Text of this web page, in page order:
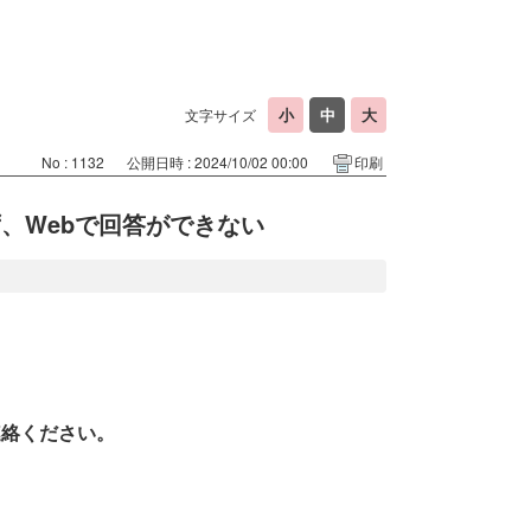
文字サイズ
No : 1132 公開日時 : 2024/10/02 00:00 印刷
Webで回答ができない
ください。